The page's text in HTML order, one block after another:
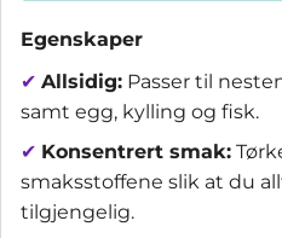
Egenskaper
✔ Allsidig: Passer til
samt egg, kylling og fisk.
✔ Konsentrert smak:
smaksstoffene slik at du
tilgjengelig.